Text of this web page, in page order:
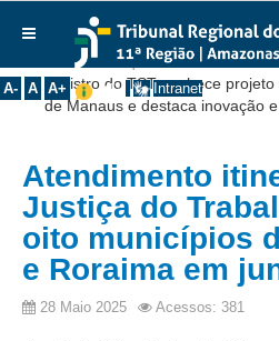
English
Português Español
A- A A+ Intranet
Institucional
Corregedoria
Composição
Desembargadores
Você está aqui:Início >> Notícias
Ministro do TST conhece
de Manaus e destaca inovação
Atendimento
Justiça do
oito municípios
e Roraima em
28 Maio 2025 Acessos: 381